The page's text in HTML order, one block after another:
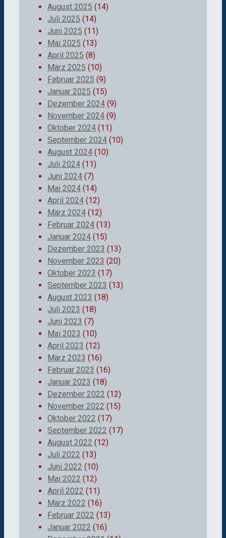
August 2025 (14)
Juli 2025 (14)
Juni 2025 (11)
Mai 2025 (13)
April 2025 (8)
März 2025 (10)
Februar 2025 (9)
Januar 2025 (15)
Dezember 2024 (9)
November 2024 (9)
Oktober 2024 (11)
September 2024 (10)
August 2024 (10)
Juli 2024 (11)
Juni 2024 (7)
Mai 2024 (14)
April 2024 (12)
März 2024 (12)
Februar 2024 (13)
Januar 2024 (15)
Dezember 2023 (13)
November 2023 (20)
Oktober 2023 (17)
September 2023 (13)
August 2023 (18)
Juli 2023 (18)
Juni 2023 (7)
Mai 2023 (10)
April 2023 (12)
März 2023 (16)
Februar 2023 (16)
Januar 2023 (18)
Dezember 2022 (12)
November 2022 (15)
Oktober 2022 (17)
September 2022 (17)
August 2022 (12)
Juli 2022 (13)
Juni 2022 (10)
Mai 2022 (12)
April 2022 (11)
März 2022 (16)
Februar 2022 (13)
Januar 2022 (16)